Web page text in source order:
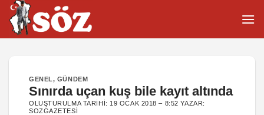
İçeriğe
atla
GENEL, GÜNDEM
Sınırda uçan kuş bile kayıt altında
OLUŞTURULMA TARIHI: 19 OCAK 2018 – 8:52 YAZAR:
SOZGAZETESI